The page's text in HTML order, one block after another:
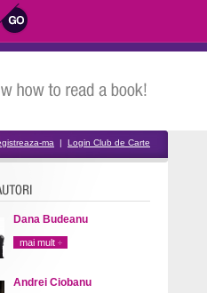
ma | Login Club de Carte
Dana Budeanu
mai mult
Andrei Ciobanu